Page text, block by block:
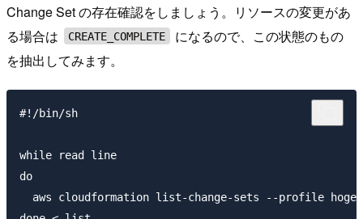
Change Set の存在確認をしましょう。リソースの変更があ
る場合は
CREATE_COMPLETE
になるので、この状態のもの
を抽出してみます。
#!/bin/sh
while read line
do
aws cloudformation list-change-sets --profile